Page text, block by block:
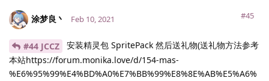
涂梦良丶 #45
Feb 10, 2021
#44 JCCZ
安装精灵包 SpritePack 然后送礼物(送礼物方法参考
本站https://forum.monika.love/d/154-mas-
%E6%95%99%E4%BD%A0%E7%BB%99%E8%8E%AB%E5%A6%